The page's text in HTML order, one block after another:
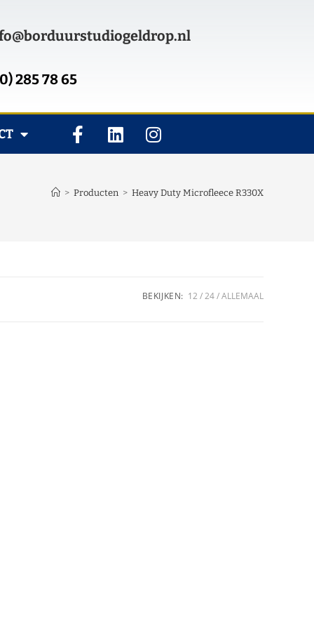
285 78 65
> Producten > Heavy Duty Microfleece R330X
BEKIJKEN: 12 24 ALLEMAAL